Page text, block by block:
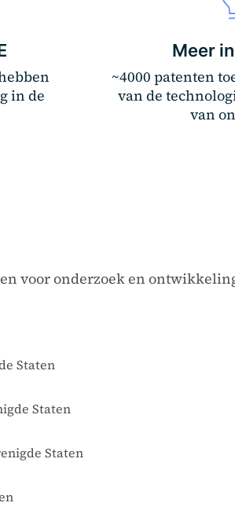
in de
Meer
~4000 patenten
van de
van
voor onderzoek en
Staten
Staten
Staten